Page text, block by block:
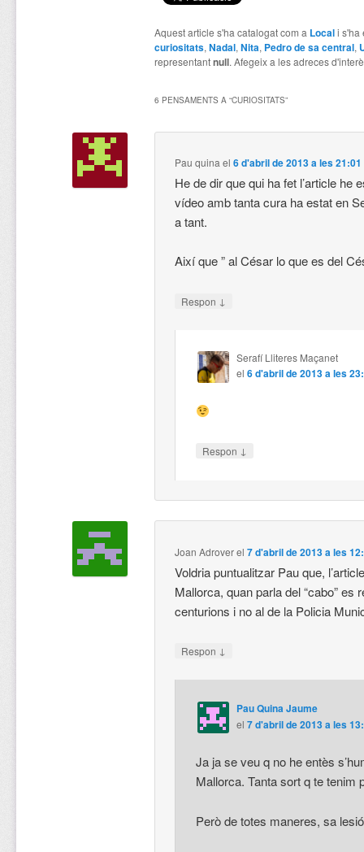
Aquest article s'ha catalogat com a Locali s'ha
curiositats, Nadal, Nita, Pedro de sa central,
representantnull. Afegeix a les adreces
6 PENSAMENTS A “CURIOSITATS”
Pau quina el6 d'abril de 2013 a les 21:01
He de dir que qui ha fet l’article he
vídeo amb tanta cura ha estat en
a tant.
Així que ” al César lo que es del
Respon ↓
Serafí Lliteres Maçanet
el 6 d'abril de 2013 a les
Respon ↓
Joan Adroverel7 d'abril de 2013 a les
Voldria puntualitzar Pau que,
Mallorca, quan parla del “cabo” es
centurions i no al de la Policia
Respon ↓
Pau Quina Jaume
el 7 d'abril de 2013 a les
Ja ja se veu q no he entès
Mallorca. Tanta sort q te tenim
Però de totes maneres, sa